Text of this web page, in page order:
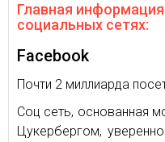
Главная
социальных сетях:
Facebook
Почти 2 миллиарда
Соц сеть, основанная
Цукербергом,